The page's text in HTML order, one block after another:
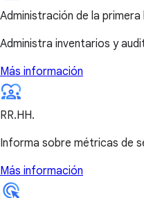
Administración de la primera
Administra inventarios y
Más información
RR.HH.
Informa sobre métricas de
Más información